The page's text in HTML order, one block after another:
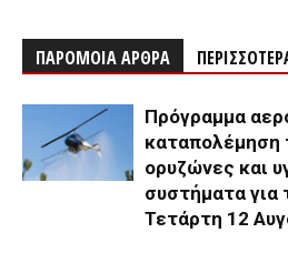
ΠΑΡΟΜΟΙΑ ΑΡΘΡΑ
Πρόγραμμα
καταπολέμηση
ορυζώνες και
συστήματα για
Τετάρτη 12